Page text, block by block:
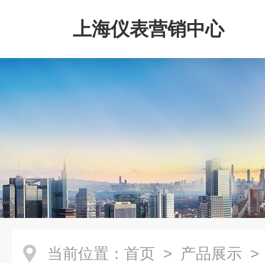
上海仪表营销中心
当前位置： 首页 > 产品展示